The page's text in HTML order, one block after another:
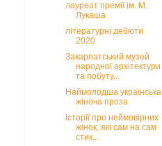
лауреат премії ім. М.
Лукаша
літературні дебюти
2020
Закарпатський музей
народної архітектури
та побуту...
Наймолодша українська
жіноча проза
історії про неймовірних
жінок, які сам на сам
стик...